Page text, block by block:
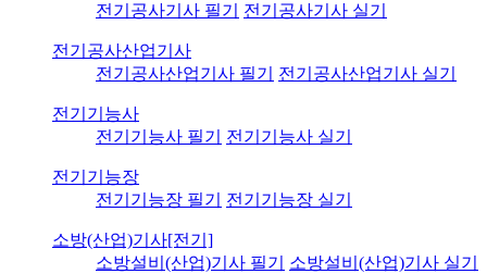
전기공사기사 필기
전기공사기사 실기
전기공사산업기사
전기공사산업기사 필기
전기공사산업기사 실기
전기기능사
전기기능사 필기
전기기능사 실기
전기기능장
전기기능장 필기
전기기능장 실기
소방(산업)기사[전기]
소방설비(산업)기사 필기
소방설비(산업)기사 실기